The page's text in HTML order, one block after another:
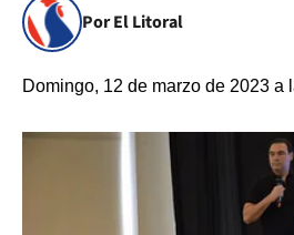
Por El Litoral
Domingo, 12 de marzo de 2023 a